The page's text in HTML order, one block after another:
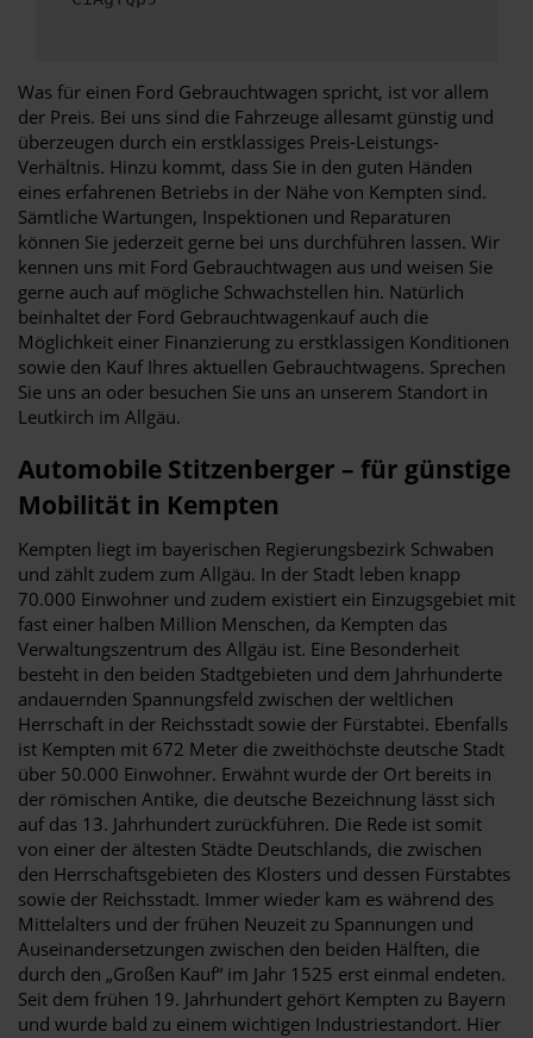
Was für einen Ford Gebrauchtwagen spricht, ist vor allem
der Preis. Bei uns sind die Fahrzeuge allesamt günstig und
überzeugen durch ein erstklassiges Preis-Leistungs-
Verhältnis. Hinzu kommt, dass Sie in den guten Händen
eines erfahrenen Betriebs in der Nähe von Kempten sind.
Sämtliche Wartungen, Inspektionen und Reparaturen
können Sie jederzeit gerne bei uns durchführen lassen. Wir
kennen uns mit Ford Gebrauchtwagen aus und weisen Sie
gerne auch auf mögliche Schwachstellen hin. Natürlich
beinhaltet der Ford Gebrauchtwagenkauf auch die
Möglichkeit einer Finanzierung zu erstklassigen Konditionen
sowie den Kauf Ihres aktuellen Gebrauchtwagens. Sprechen
Sie uns an oder besuchen Sie uns an unserem Standort in
Leutkirch im Allgäu.
Automobile Stitzenberger – für günstige
Mobilität in Kempten
Kempten liegt im bayerischen Regierungsbezirk Schwaben
und zählt zudem zum Allgäu. In der Stadt leben knapp
70.000 Einwohner und zudem existiert ein Einzugsgebiet mit
fast einer halben Million Menschen, da Kempten das
Verwaltungszentrum des Allgäu ist. Eine Besonderheit
besteht in den beiden Stadtgebieten und dem Jahrhunderte
andauernden Spannungsfeld zwischen der weltlichen
Herrschaft in der Reichsstadt sowie der Fürstabtei. Ebenfalls
ist Kempten mit 672 Meter die zweithöchste deutsche Stadt
über 50.000 Einwohner. Erwähnt wurde der Ort bereits in
der römischen Antike, die deutsche Bezeichnung lässt sich
auf das 13. Jahrhundert zurückführen. Die Rede ist somit
von einer der ältesten Städte Deutschlands, die zwischen
den Herrschaftsgebieten des Klosters und dessen Fürstabtes
sowie der Reichsstadt. Immer wieder kam es während des
Mittelalters und der frühen Neuzeit zu Spannungen und
Auseinandersetzungen zwischen den beiden Hälften, die
durch den „Großen Kauf“ im Jahr 1525 erst einmal endeten.
Seit dem frühen 19. Jahrhundert gehört Kempten zu Bayern
und wurde bald zu einem wichtigen Industriestandort. Hier